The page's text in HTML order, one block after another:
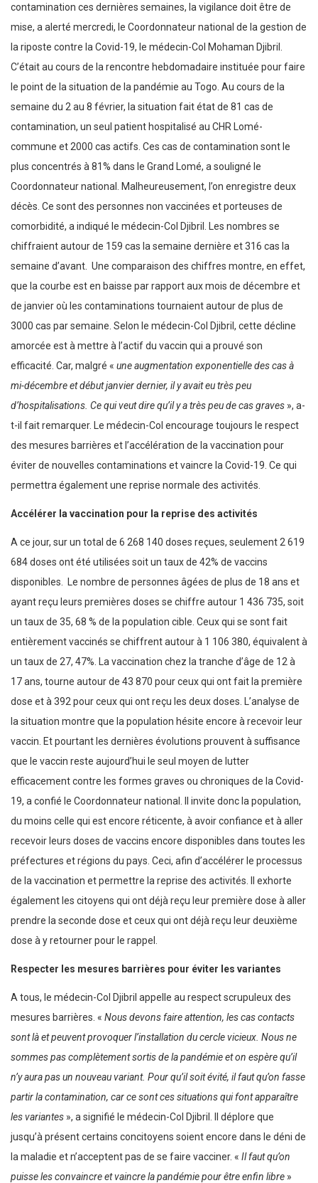
contamination ces dernières semaines, la vigilance doit être de
mise, a alerté mercredi, le Coordonnateur national de la gestion de
la riposte contre la Covid-19, le médecin-Col Mohaman Djibril.
C’était au cours de la rencontre hebdomadaire instituée pour faire
le point de la situation de la pandémie au Togo. Au cours de la
semaine du 2 au 8 février, la situation fait état de 81 cas de
contamination, un seul patient hospitalisé au CHR Lomé-
commune et 2000 cas actifs. Ces cas de contamination sont le
plus concentrés à 81% dans le Grand Lomé, a souligné le
Coordonnateur national. Malheureusement, l’on enregistre deux
décès. Ce sont des personnes non vaccinées et porteuses de
comorbidité, a indiqué le médecin-Col Djibril. Les nombres se
chiffraient autour de 159 cas la semaine dernière et 316 cas la
semaine d’avant. Une comparaison des chiffres montre, en effet,
que la courbe est en baisse par rapport aux mois de décembre et
de janvier où les contaminations tournaient autour de plus de
3000 cas par semaine. Selon le médecin-Col Djibril, cette décline
amorcée est à mettre à l’actif du vaccin qui a prouvé son
efficacité. Car, malgré « une augmentation exponentielle des cas à
mi-décembre et début janvier dernier, il y avait eu très peu
d’hospitalisations. Ce qui veut dire qu’il y a très peu de cas graves », a-
t-il fait remarquer. Le médecin-Col encourage toujours le respect
des mesures barrières et l’accélération de la vaccination pour
éviter de nouvelles contaminations et vaincre la Covid-19. Ce qui
permettra également une reprise normale des activités.
Accélérer la vaccination pour la reprise des activités
A ce jour, sur un total de 6 268 140 doses reçues, seulement 2 619
684 doses ont été utilisées soit un taux de 42% de vaccins
disponibles. Le nombre de personnes âgées de plus de 18 ans et
ayant reçu leurs premières doses se chiffre autour 1 436 735, soit
un taux de 35, 68 % de la population cible. Ceux qui se sont fait
entièrement vaccinés se chiffrent autour à 1 106 380, équivalent à
un taux de 27, 47%. La vaccination chez la tranche d’âge de 12 à
17 ans, tourne autour de 43 870 pour ceux qui ont fait la première
dose et à 392 pour ceux qui ont reçu les deux doses. L’analyse de
la situation montre que la population hésite encore à recevoir leur
vaccin. Et pourtant les dernières évolutions prouvent à suffisance
que le vaccin reste aujourd’hui le seul moyen de lutter
efficacement contre les formes graves ou chroniques de la Covid-
19, a confié le Coordonnateur national. Il invite donc la population,
du moins celle qui est encore réticente, à avoir confiance et à aller
recevoir leurs doses de vaccins encore disponibles dans toutes les
préfectures et régions du pays. Ceci, afin d’accélérer le processus
de la vaccination et permettre la reprise des activités. Il exhorte
également les citoyens qui ont déjà reçu leur première dose à aller
prendre la seconde dose et ceux qui ont déjà reçu leur deuxième
dose à y retourner pour le rappel.
Respecter les mesures barrières pour éviter les variantes
A tous, le médecin-Col Djibril appelle au respect scrupuleux des
mesures barrières. « Nous devons faire attention, les cas contacts
sont là et peuvent provoquer l’installation du cercle vicieux. Nous ne
sommes pas complètement sortis de la pandémie et on espère qu’il
n’y aura pas un nouveau variant. Pour qu’il soit évité, il faut qu’on fasse
partir la contamination, car ce sont ces situations qui font apparaître
les variantes », a signifié le médecin-Col Djibril. Il déplore que
jusqu’à présent certains concitoyens soient encore dans le déni de
la maladie et n’acceptent pas de se faire vacciner. « Il faut qu’on
puisse les convaincre et vaincre la pandémie pour être enfin libre »